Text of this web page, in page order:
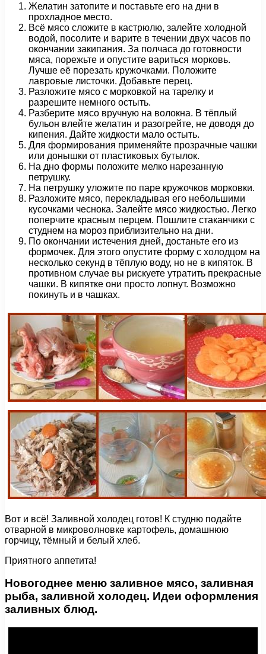
Желатин затопите и поставьте его на дни в
прохладное место.
Всё мясо сложите в кастрюлю, залейте холодной
водой, посолите и варите в течении двух часов по
окончании закипания. За полчаса до готовности
мяса, порежьте и опустите вариться морковь.
Лучше её порезать кружочками. Положите
лавровые листочки. Добавьте перец.
Разложите мясо с морковкой на тарелку и
разрешите немного остыть.
Разберите мясо вручную на волокна. В тёплый
бульон влейте желатин и разогрейте, не доводя до
кипения. Дайте жидкости мало остыть.
Для формирования применяйте прозрачные чашки
или донышки от пластиковых бутылок.
На дно формы положите мелко нарезанную
петрушку.
На петрушку уложите по паре кружочков морковки.
Разложите мясо, перекладывая его небольшими
кусочками чеснока. Залейте мясо жидкостью. Легко
поперчите красным перцем. Пошлите стаканчики с
студнем на мороз приблизительно на дни.
По окончании истечения дней, достаньте его из
формочек. Для этого опустите форму с холодцом на
несколько секунд в тёплую воду, но не в кипяток. В
противном случае вы рискуете утратить прекрасные
чашки. В кипятке они просто лопнут. Возможно
покинуть и в чашках.
Вот и всё! Заливной холодец готов! К студню подайте
отварной в микроволновке картофель, домашнюю
горчицу, тёмный и белый хлеб.
Приятного аппетита!
Новогоднее меню заливное мясо, заливная
рыба, заливной холодец. Идеи оформления
заливных блюд.